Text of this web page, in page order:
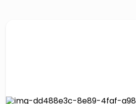
airpods